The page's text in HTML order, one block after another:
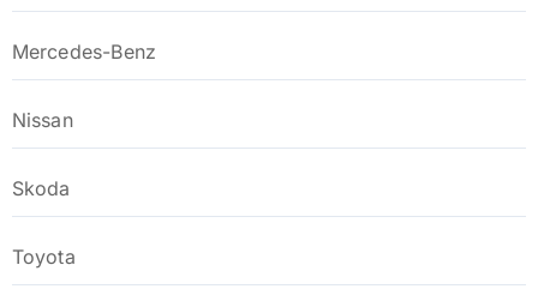
Mercedes-Benz
Nissan
Skoda
Toyota